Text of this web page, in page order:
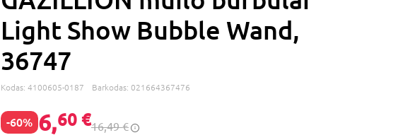
Light Show Bubble Wand,
36747
Kodas: 4100605-0187 Barkodas: 021664367476
-60% 6,60 €16,49 €